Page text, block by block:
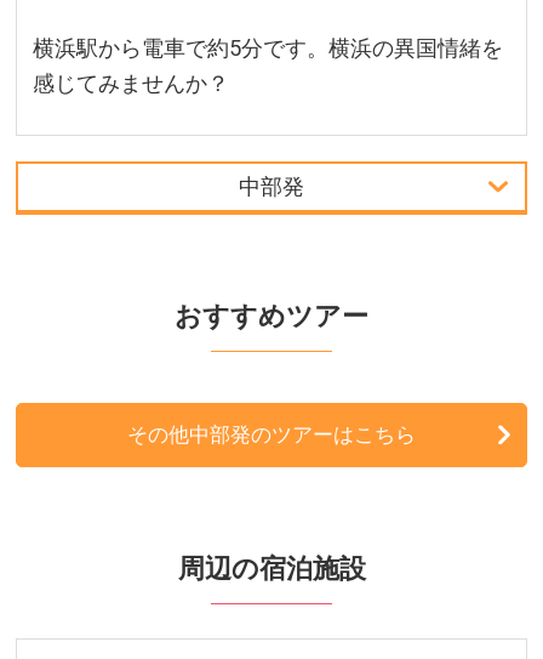
横浜駅から電車で約5分です。横浜の異国情緒を
感じてみませんか？
中部発
関西発
北海道発
北陸発
九州発
周辺の宿泊施設
おすすめツアー
その他中部発のツアーはこちら
周辺の宿泊施設